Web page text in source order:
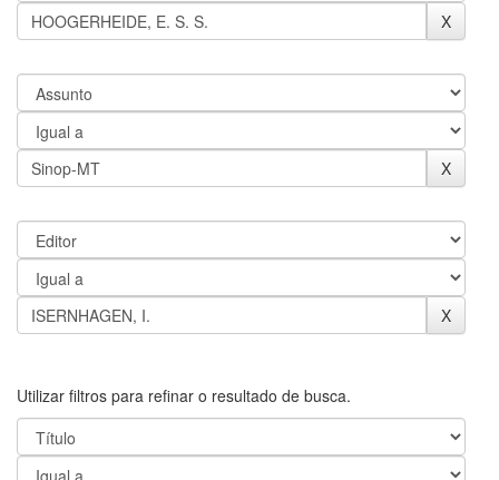
Utilizar filtros para refinar o resultado de busca.